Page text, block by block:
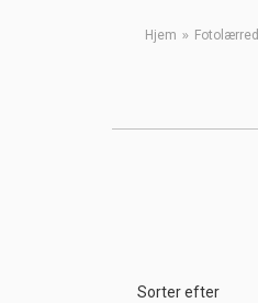
Hjem Fotolærred
Sorter efter